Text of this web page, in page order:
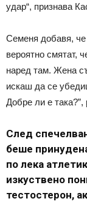
удар“, признава
Семеня добавя, че
вероятно смятат,
наред там. Жена
искаш да се
Добре ли е
След
беше
по лека
изкуствено
тестостерон,